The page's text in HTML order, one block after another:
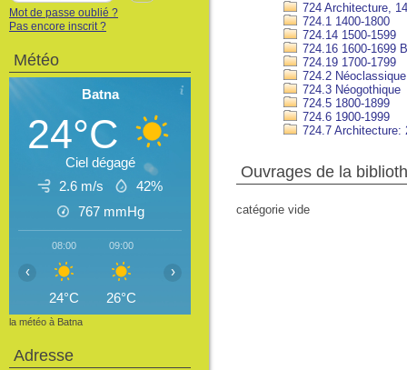
724 Architecture,
724.1 1400-1800
724.14 1500-1599
724.16 1600-1699
724.19 1700-1799
724.2 Néoclassique
724.3 Néogothique
724.5 1800-1899
724.6 1900-1999
724.7 Architecture:
Ouvrages de la
catégorie vide
Mot de passe oublié ?
Pas encore inscrit ?
Météo
Batna
24°C
Ciel dégagé
2.6 m/s
42%
767 mmHg
08:00
24°C
09:00
26°C
‹ ›
la météo à Batna
Adresse